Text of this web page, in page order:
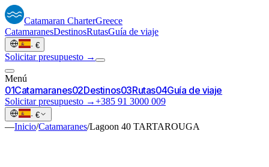
Catamaran CharterGreece
CatamaranesDestinosRutasGuía de viaje
· €
Solicitar presupuesto →
Menú
01Catamaranes02Destinos03Rutas04Guía de viaje
Solicitar presupuesto →+385 91 3000 009
· €
—Inicio/Catamaranes/Lagoon 40 TARTAROUGA